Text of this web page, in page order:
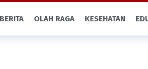
BERITA OLAH RAGA KESEHATAN